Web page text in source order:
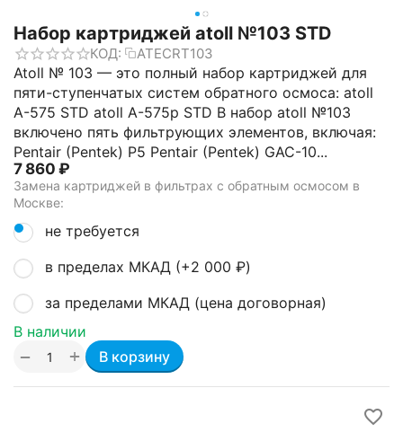
Набор картриджей atoll №103 STD
КОД: ATECRT103
Atoll № 103 — это полный набор картриджей для
пяти-ступенчатых систем обратного осмоса: atoll
A-575 STD atoll A-575p STD В набор atoll №103
включено пять фильтрующих элементов, включая:
Pentair (Pentek) P5 Pentair (Pentek) GAC-10...
7 860 ₽
Замена картриджей в фильтрах с обратным осмосом в
Москве:
не требуется
в пределах МКАД (+2 000 ₽)
за пределами МКАД (цена договорная)
В наличии
+
− В корзину